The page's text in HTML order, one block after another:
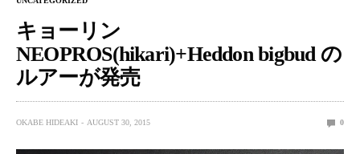
キョーリン
NEOPROS(hikari)+Heddon bigbud の
ルアーが発売
OKABE HIDEAKI AUGUST 30, 2015 0